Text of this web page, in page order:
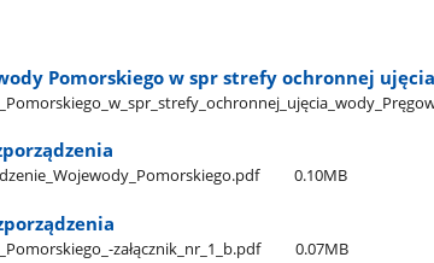
Pomorskiego w spr strefy ochronnej
0.10MB
załącznik​_nr​_1​_b.pdf 0.07MB